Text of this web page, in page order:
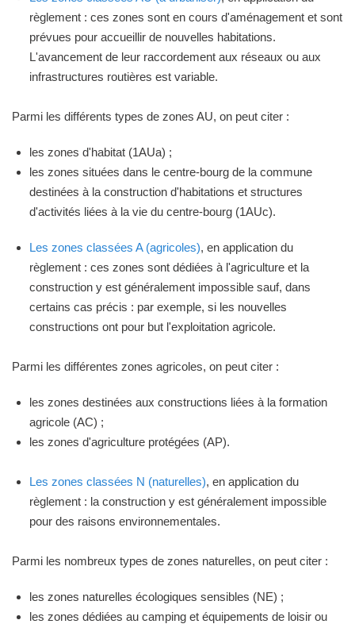
règlement : ces zones sont en cours d'aménagement et sont
prévues pour accueillir de nouvelles habitations.
L'avancement de leur raccordement aux réseaux ou aux
infrastructures routières est variable.
Parmi les différents types de zones AU, on peut citer :
les zones d'habitat (1AUa) ;
les zones situées dans le centre-bourg de la commune
destinées à la construction d'habitations et structures
d'activités liées à la vie du centre-bourg (1AUc).
Les zones classées A (agricoles), en application du
règlement : ces zones sont dédiées à l'agriculture et la
construction y est généralement impossible sauf, dans
certains cas précis : par exemple, si les nouvelles
constructions ont pour but l'exploitation agricole.
Parmi les différentes zones agricoles, on peut citer :
les zones destinées aux constructions liées à la formation
agricole (AC) ;
les zones d'agriculture protégées (AP).
Les zones classées N (naturelles), en application du
règlement : la construction y est généralement impossible
pour des raisons environnementales.
Parmi les nombreux types de zones naturelles, on peut citer :
les zones naturelles écologiques sensibles (NE) ;
les zones dédiées au camping et équipements de loisir ou